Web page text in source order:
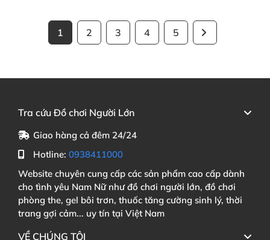
1 2 3 4 5
Tra cứu Đồ chơi Người Lớn
Giao hàng cả đêm 24/24
Hotline: 0938411000
Website chuyên cung cấp các sản phẩm cao cấp dành
cho tình yêu Nam Nữ như đồ chơi người lớn, đồ chơi
phòng the, gel bôi trơn, thuốc tăng cường sinh lý, thời
trang gợi cảm... uy tín tại Việt Nam
VỀ CHÚNG TÔI